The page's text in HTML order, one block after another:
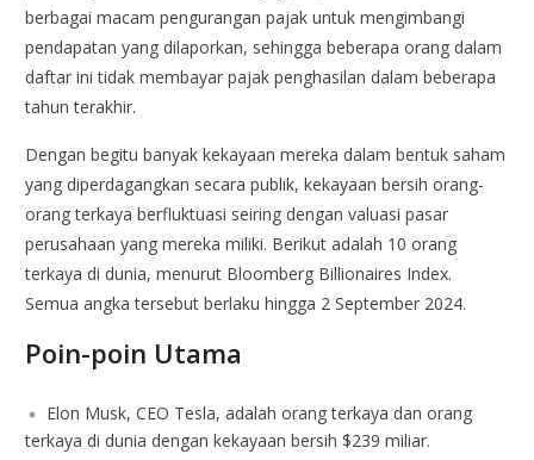
berbagai macam pengurangan pajak untuk mengimbangi
pendapatan yang dilaporkan, sehingga beberapa orang dalam
daftar ini tidak membayar pajak penghasilan dalam beberapa
tahun terakhir.
Dengan begitu banyak kekayaan mereka dalam bentuk saham
yang diperdagangkan secara publik, kekayaan bersih orang-
orang terkaya berfluktuasi seiring dengan valuasi pasar
perusahaan yang mereka miliki. Berikut adalah 10 orang
terkaya di dunia, menurut Bloomberg Billionaires Index.
Semua angka tersebut berlaku hingga 2 September 2024.
Poin-poin Utama
Elon Musk, CEO Tesla, adalah orang terkaya dan orang
terkaya di dunia dengan kekayaan bersih $239 miliar.